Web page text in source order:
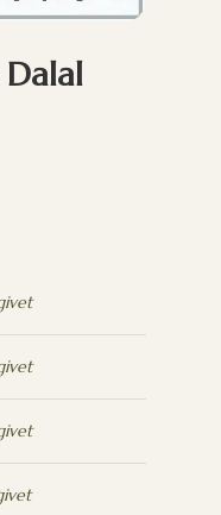
Dalal